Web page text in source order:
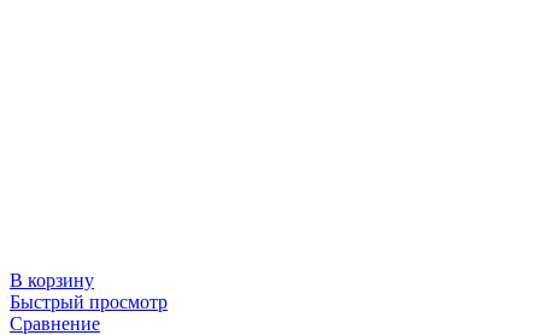
В корзину
Быстрый просмотр
Сравнение